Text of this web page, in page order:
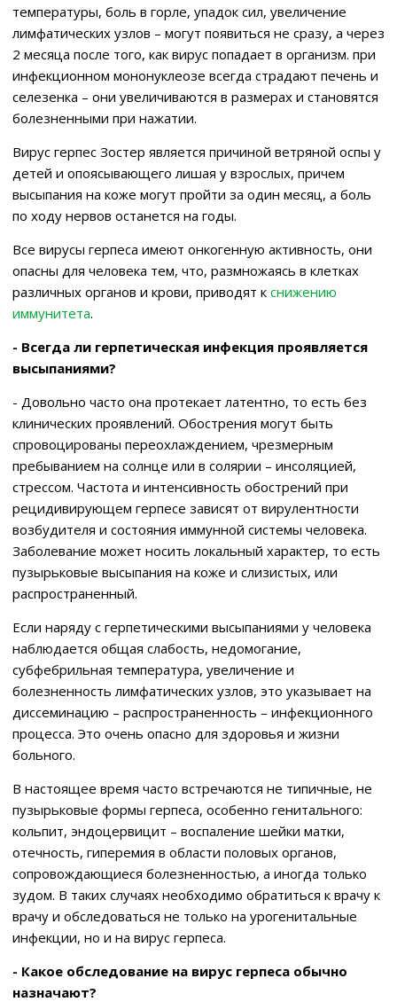
температуры, боль в горле, упадок сил, увеличение
лимфатических узлов – могут появиться не сразу, а через
2 месяца после того, как вирус попадает в организм. при
инфекционном мононуклеозе всегда страдают печень и
селезенка – они увеличиваются в размерах и становятся
болезненными при нажатии.
Вирус герпес Зостер является причиной ветряной оспы у
детей и опоясывающего лишая у взрослых, причем
высыпания на коже могут пройти за один месяц, а боль
по ходу нервов останется на годы.
Все вирусы герпеса имеют онкогенную активность, они
опасны для человека тем, что, размножаясь в клетках
различных органов и крови, приводят к снижению
иммунитета.
- Всегда ли герпетическая инфекция проявляется
высыпаниями?
- Довольно часто она протекает латентно, то есть без
клинических проявлений. Обострения могут быть
спровоцированы переохлаждением, чрезмерным
пребыванием на солнце или в солярии – инсоляцией,
стрессом. Частота и интенсивность обострений при
рецидивирующем герпесе зависят от вирулентности
возбудителя и состояния иммунной системы человека.
Заболевание может носить локальный характер, то есть
пузырьковые высыпания на коже и слизистых, или
распространенный.
Если наряду с герпетическими высыпаниями у человека
наблюдается общая слабость, недомогание,
субфебрильная температура, увеличение и
болезненность лимфатических узлов, это указывает на
диссеминацию – распространенность – инфекционного
процесса. Это очень опасно для здоровья и жизни
больного.
В настоящее время часто встречаются не типичные, не
пузырьковые формы герпеса, особенно генитального:
кольпит, эндоцервицит – воспаление шейки матки,
отечность, гиперемия в области половых органов,
сопровождающиеся болезненностью, а иногда только
зудом. В таких случаях необходимо обратиться к врачу к
врачу и обследоваться не только на урогенитальные
инфекции, но и на вирус герпеса.
- Какое обследование на вирус герпеса обычно
назначают?